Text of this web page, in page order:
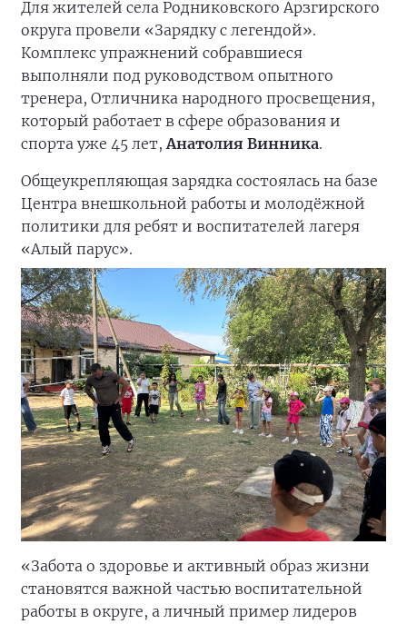
Для жителей села Родниковского Арзгирского
округа провели «Зарядку с легендой».
Комплекс упражнений собравшиеся
выполняли под руководством опытного
тренера, Отличника народного просвещения,
который работает в сфере образования и
спорта уже 45 лет, Анатолия Винника.
Общеукрепляющая зарядка состоялась на базе
Центра внешкольной работы и молодёжной
политики для ребят и воспитателей лагеря
«Алый парус».
«Забота о здоровье и активный образ жизни
становятся важной частью воспитательной
работы в округе, а личный пример лидеров